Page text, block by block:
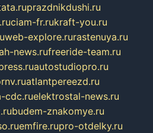
prazdnikdushi.ru
ciam-fr.rukraft-you.ru
web-explore.rurastenuya.ru
news.rufreeride-team.ru
autostudiopro.ru
atlantpereezd.ru
cdc.ruelektrostal-news.ru
budem-znakomye.ru
emfire.rupro-otdelky.ru